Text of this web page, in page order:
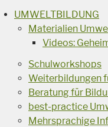
UMWELTBILDUNG
Materialien
Videos:
Schulworkshops
Weiterbildungen
Beratung für
best-practice
Mehrsprachige